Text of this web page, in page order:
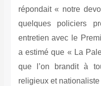
répondait « notre
quelques policiers
entretien avec le
a estimé que « La
que l’on brandit à
religieux et nationaliste